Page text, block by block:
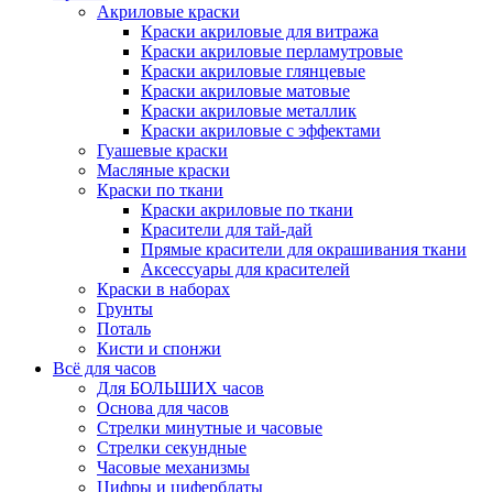
Акриловые краски
Краски акриловые для витража
Краски акриловые перламутровые
Краски акриловые глянцевые
Краски акриловые матовые
Краски акриловые металлик
Краски акриловые с эффектами
Гуашевые краски
Масляные краски
Краски по ткани
Краски акриловые по ткани
Красители для тай-дай
Прямые красители для окрашивания ткани
Аксессуары для красителей
Краски в наборах
Грунты
Поталь
Кисти и спонжи
Всё для часов
Для БОЛЬШИХ часов
Основа для часов
Стрелки минутные и часовые
Стрелки секундные
Часовые механизмы
Цифры и циферблаты